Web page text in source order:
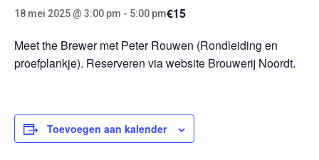
18 mei 2025 @ 3:00 pm - 5:00 pm€15
Meet the Brewer met Peter Rouwen (Rondleiding en
proefplankje). Reserveren via website Brouwerij Noordt.
Toevoegen aan kalender